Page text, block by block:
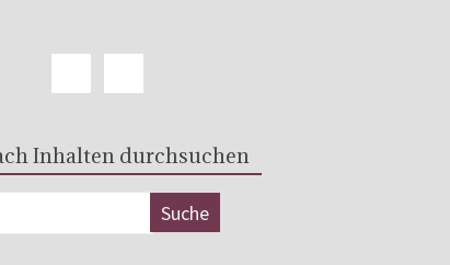
Inhalten durchsuchen